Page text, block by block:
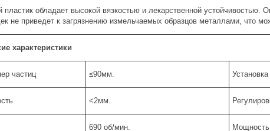
обладает высокой вязкостью и лекарственной устойчивостью.
не приведет к загрязнению измельчаемых образцов металлами, что
характеристики
частиц ≤90мм.
<2мм.
690 об/мин.